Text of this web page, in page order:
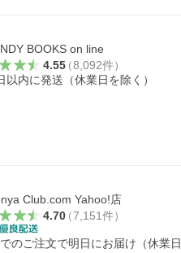
BOOKS on line
4.55（8,092件）
以内に発送（休業日を除く）
Club.com Yahoo!店
4.70（7,151件）
のご注文で明日にお届け（休業日